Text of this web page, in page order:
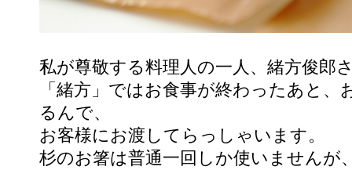
私が尊敬する料理人の一人、緒方俊郎
「緒方」ではお食事が終わったあと
るんで、
お客様にお渡してらっしゃいます。
杉のお箸は普通一回しか使いませんが